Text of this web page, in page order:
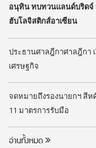
อนุทิน ทบทวนแลนด์บริดจ์
ฮับโลจิสติกส์อาเซียน
ประธานศาลฎีกาศาลฎีกา
เศรษฐกิจ
จดหมายถึงรองนายกฯ สี
11 มาตรการรับมือ
อ่านทั้งหมด